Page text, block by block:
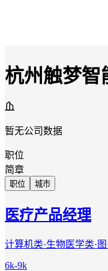
杭州触梦智
暂无公司数据
职位
简章
职位 城市
医疗产品经理
计算机类·生物医学类·
6k-9k